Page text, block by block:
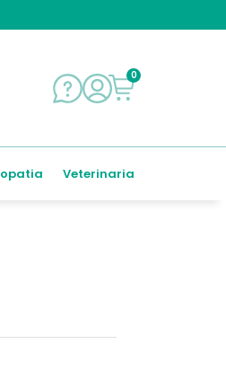
0
Veterinaria